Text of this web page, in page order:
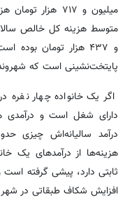
میلیون و ۷۱۷
و ۴۳۷ هزار تومان
پایتخت‌نشینی است که
اگر یک خانواده چهار نفره
دارای شغل است و درآمدی
هزینه‌ها از درآمدهای یک
ثابتی دارد، پیشی گرفته
افزایش شکاف طبقاتی در